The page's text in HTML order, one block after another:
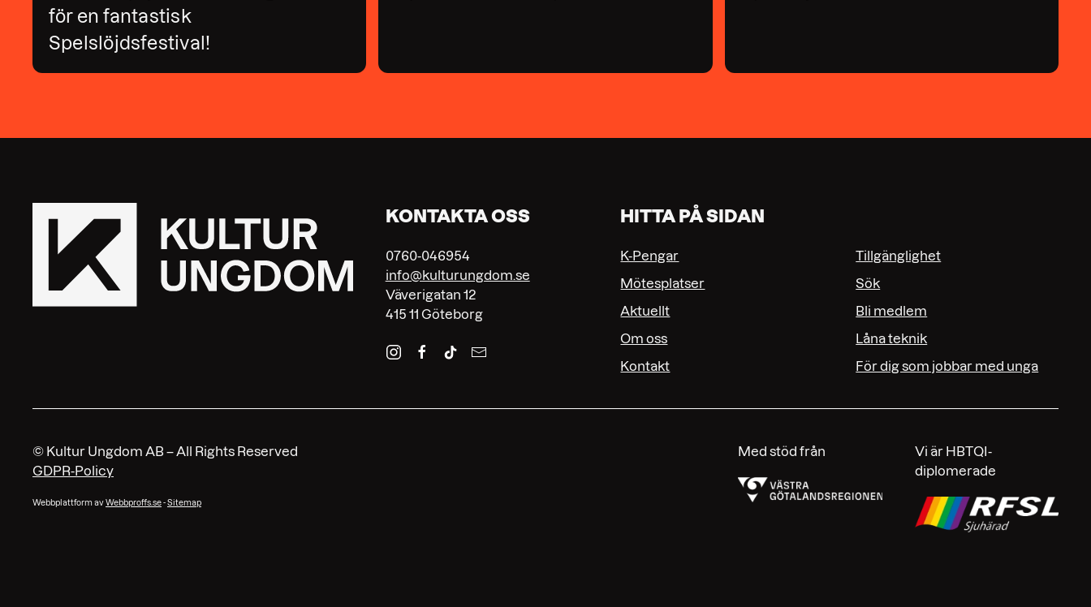
för en fantastisk
Spelslöjdsfestival!
KONTAKTA OSS
0760-046954
info@kulturungdom.se
Väverigatan 12
415 11 Göteborg
HITTA PÅ SIDAN
K-Pengar
Mötesplatser
Aktuellt
Om oss
Kontakt
Tillgänglighet
Sök
Bli medlem
Låna teknik
För dig som jobbar med unga
© Kultur Ungdom AB – All Rights Reserved
GDPR-Policy
Webbplattform avWebbproffs.se-Sitemap
Med stöd från
Vi är HBTQI-
diplomerade